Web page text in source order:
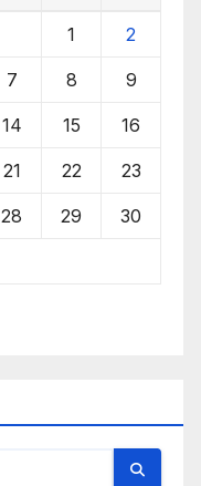
1 2
7 8 9
14 15 16
21 22 23
28 29 30